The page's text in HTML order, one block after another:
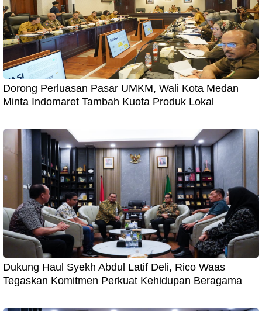
Dorong Perluasan Pasar UMKM, Wali Kota Medan
Minta Indomaret Tambah Kuota Produk Lokal
Dukung Haul Syekh Abdul Latif Deli, Rico Waas
Tegaskan Komitmen Perkuat Kehidupan Beragama